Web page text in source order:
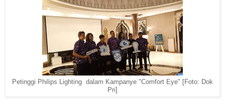
Petinggi Philips Lighting dalam Kampanye "Comfort Eye" [Foto: Dok
Pri]